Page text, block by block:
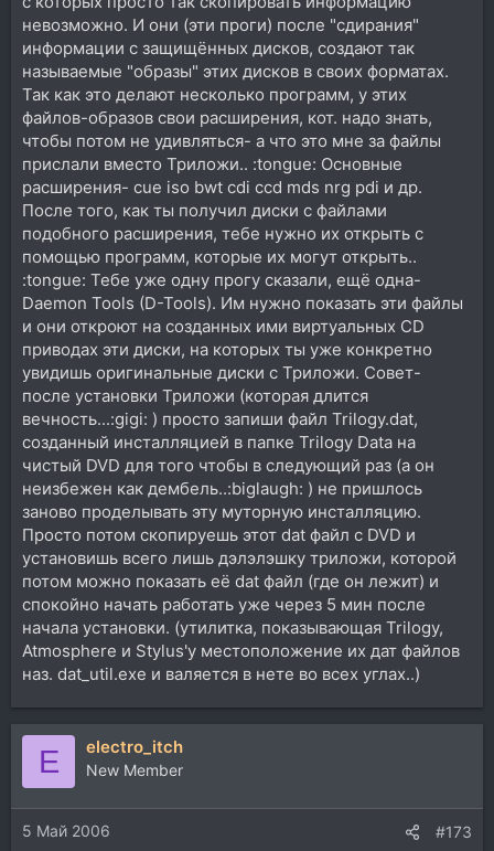
невозможно. И они (эти проги) после "сдирания"
информации с защищённых дисков, создают так
называемые "образы" этих дисков в своих форматах.
Так как это делают несколько программ, у этих
файлов-образов свои расширения, кот. надо знать,
чтобы потом не удивляться- а что это мне за файлы
прислали вместо Триложи.. :tongue: Основные
расширения- cue iso bwt cdi ccd mds nrg pdi и др.
После того, как ты получил диски с файлами
подобного расширения, тебе нужно их открыть с
помощью программ, которые их могут открыть..
:tongue: Тебе уже одну прогу сказали, ещё одна-
Daemon Tools (D-Tools). Им нужно показать эти файлы
и они откроют на созданных ими виртуальных CD
приводах эти диски, на которых ты уже конкретно
увидишь оригинальные диски с Триложи. Совет-
после установки Триложи (которая длится
вечность...:gigi: ) просто запиши файл Trilogy.dat,
созданный инсталляцией в папке Trilogy Data на
чистый DVD для того чтобы в следующий раз (а он
неизбежен как дембель..:biglaugh: ) не пришлось
заново проделывать эту муторную инсталляцию.
Просто потом скопируешь этот dat файл с DVD и
установишь всего лишь дэлэлэшку триложи, которой
потом можно показать её dat файл (где он лежит) и
спокойно начать работать уже через 5 мин после
начала установки. (утилитка, показывающая Trilogy,
Atmosphere и Stylus'у местоположение их дат файлов
наз. dat_util.exe и валяется в нете во всех углах..)
E electro_itch
New Member
5 Май 2006 #173